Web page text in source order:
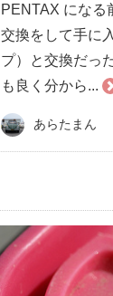
PENTAX になる
交換をして手に
プ）と交換だっ
も良く分から...
あらたまん